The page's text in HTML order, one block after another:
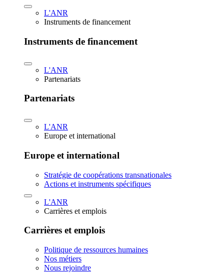
L'ANR
Instruments de financement
Instruments de financement
L'ANR
Partenariats
Partenariats
L'ANR
Europe et international
Europe et international
Stratégie de coopérations transnationales
Actions et instruments spécifiques
L'ANR
Carrières et emplois
Carrières et emplois
Politique de ressources humaines
Nos métiers
Nous rejoindre